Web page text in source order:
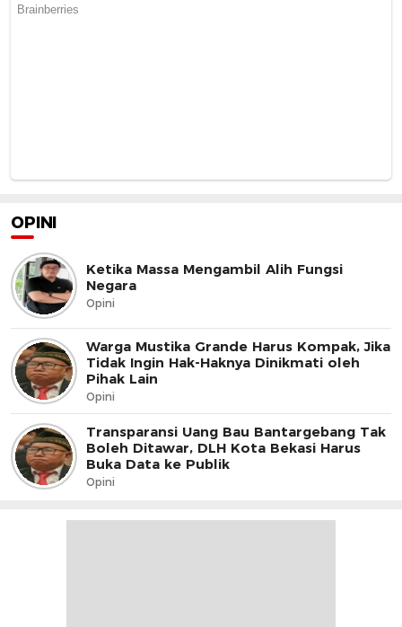
OPINI
Ketika Massa Mengambil Alih Fungsi
Negara
Opini
Warga Mustika Grande Harus Kompak, Jika
Tidak Ingin Hak-Haknya Dinikmati oleh
Pihak Lain
Opini
Transparansi Uang Bau Bantargebang Tak
Boleh Ditawar, DLH Kota Bekasi Harus
Buka Data ke Publik
Opini